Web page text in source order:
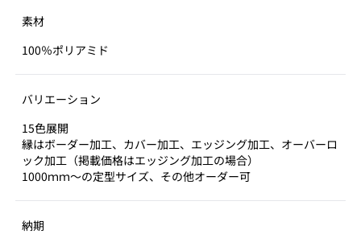
素材
100％ポリアミド
バリエーション
15色展開
縁はボーダー加工、カバー加工、エッジング加工、オーバーロ
ック加工（掲載価格はエッジング加工の場合）
1000ｍｍ～の定型サイズ、その他オーダー可
納期